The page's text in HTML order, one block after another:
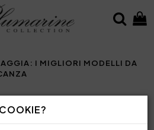
I MIGLIORI MODELLI DA